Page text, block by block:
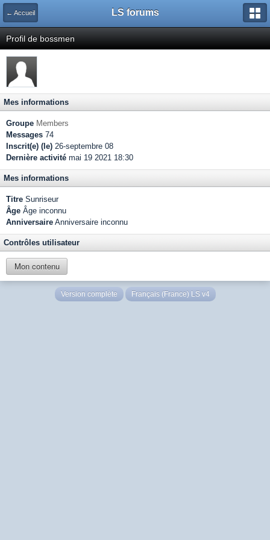
← Accueil LS forums
Profil de bossmen
Mes informations
Groupe Members
Messages 74
Inscrit(e) (le) 26-septembre 08
Dernière activité mai 19 2021 18:30
Mes informations
Titre Sunriseur
Âge Âge inconnu
Anniversaire Anniversaire inconnu
Contrôles utilisateur
Mon contenu
Version complète Français (France) LS v4